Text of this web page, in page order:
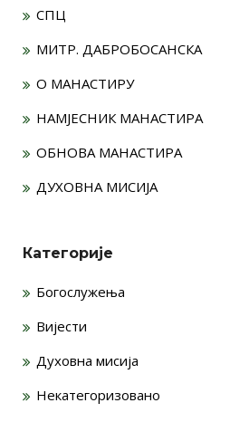
СПЦ
МИТР. ДАБРОБОСАНСКА
О МАНАСТИРУ
НАМЈЕСНИК МАНАСТИРА
ОБНОВА МАНАСТИРА
ДУХОВНА МИСИЈА
Категорије
Богослужења
Вијести
Духовна мисија
Некатегоризовано